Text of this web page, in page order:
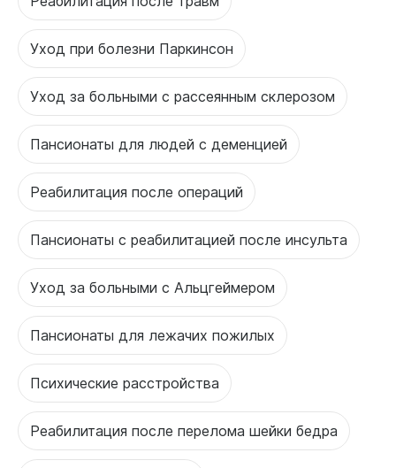
Уход при болезни Паркинсон
Уход за больными с рассеянным склерозом
Пансионаты для людей с деменцией
Реабилитация после операций
Пансионаты с реабилитацией после инсульта
Уход за больными с Альцгеймером
Пансионаты для лежачих пожилых
Психические расстройства
Реабилитация после перелома шейки бедра